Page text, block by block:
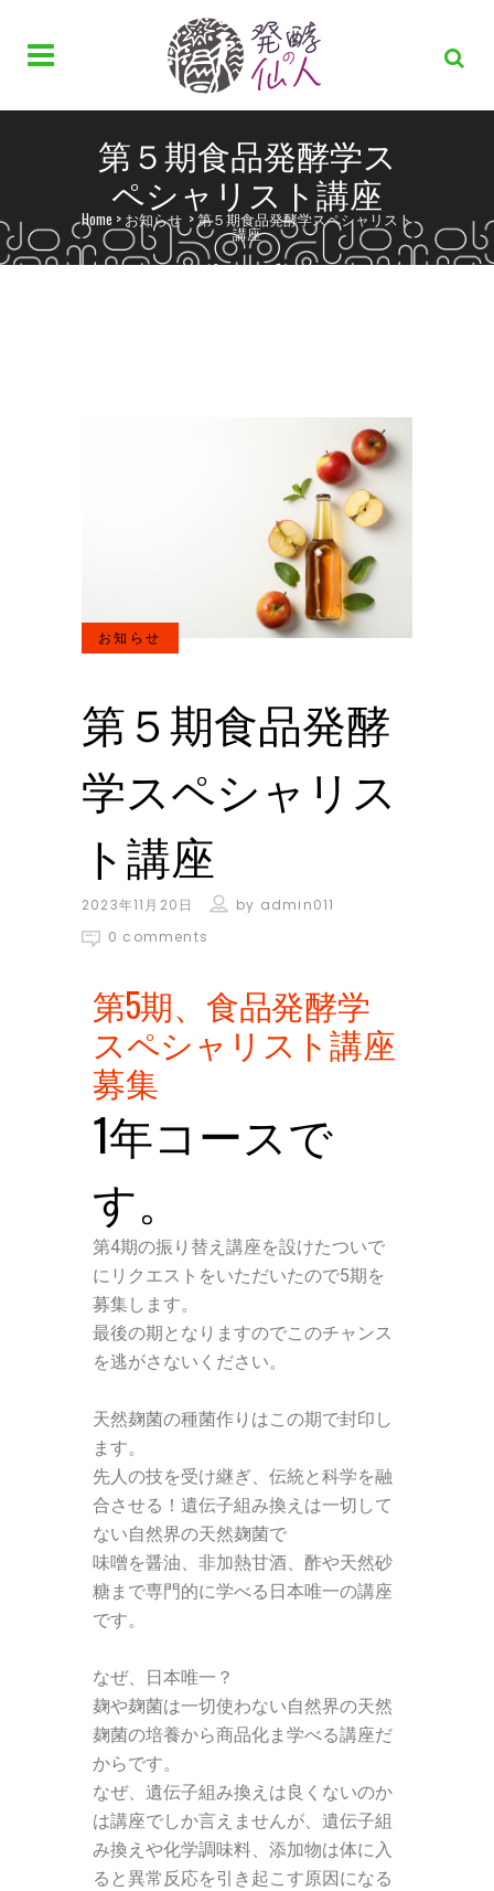
第５期食品発酵学ス
ペシャリスト講座
Home > お知らせ >第５期食品発酵学スペシャリスト
講座
お知らせ
第５期食品発酵
学スペシャリス
ト講座
2023年11月20日 by admin011
0 comments
第5期、食品発酵学
スペシャリスト講座
募集
1年コースで
す。
第4期の振り替え講座を設けたついで
に リクエストをいただいたので5期を
募集します。
最後の期となりますのでこのチャンス
を逃がさないください。
天然麹菌の種菌作りはこの期で封印し
ます。
先人の技を受け継ぎ、伝統と科学を融
合させる！ 遺伝子組み換えは一切して
ない自然界の天然麹菌で
味噌を醤油、非加熱甘酒、酢や天然砂
糖まで専門的に学べる日本唯一の講座
です。
なぜ、日本唯一？
麹や麹菌は一切使わない自然界の天然
麹菌の培養から商品化ま学べる講座だ
からです。
なぜ、遺伝子組み換えは良くないのか
は講座でしか言えませんが、 遺伝子組
み換えや化学調味料、添加物は体に入
ると異常反応を引き起こす原因になる